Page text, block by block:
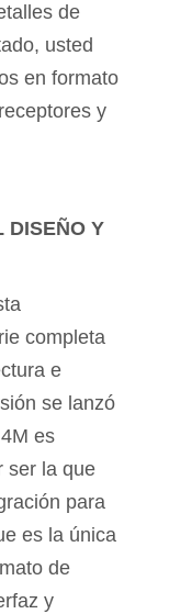
de
usted
en formato
y
DISEÑO Y
completa
e
se lanzó
es
ser la que
para
es la única
de
y